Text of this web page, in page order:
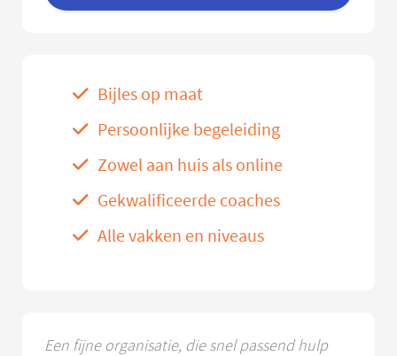
Bijles op maat
Persoonlijke begeleiding
Zowel aan huis als online
Gekwalificeerde coaches
Alle vakken en niveaus
Een fijne organisatie, die snel passend hulp